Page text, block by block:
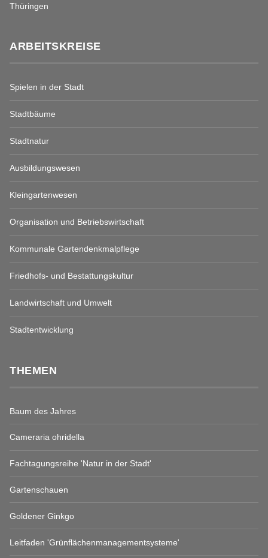
Thüringen
ARBEITSKREISE
Spielen in der Stadt
Stadtbäume
Stadtnatur
Ausbildungswesen
Kleingartenwesen
Organisation und Betriebswirtschaft
Kommunale Gartendenkmalpflege
Friedhofs- und Bestattungskultur
Landwirtschaft und Umwelt
Stadtentwicklung
THEMEN
Baum des Jahres
Cameraria ohridella
Fachtagungsreihe 'Natur in der Stadt'
Gartenschauen
Goldener Ginkgo
Leitfaden 'Grünflächenmanagementsysteme'